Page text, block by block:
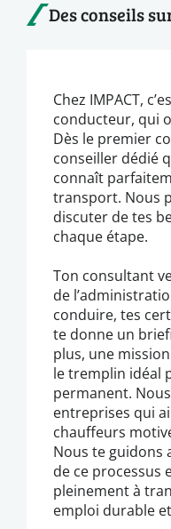
Des conseils
Chez IMPACT,
conducteur, qui
Dès le premier
conseiller dédié
connaît
transport. Nous
discuter de tes
chaque étape.
Ton consultant
de
conduire, tes
te donne un
plus, une
le tremplin idéal
permanent.
entreprises qui
chauffeurs
Nous te guidons
de ce processus
pleinement à
emploi durable